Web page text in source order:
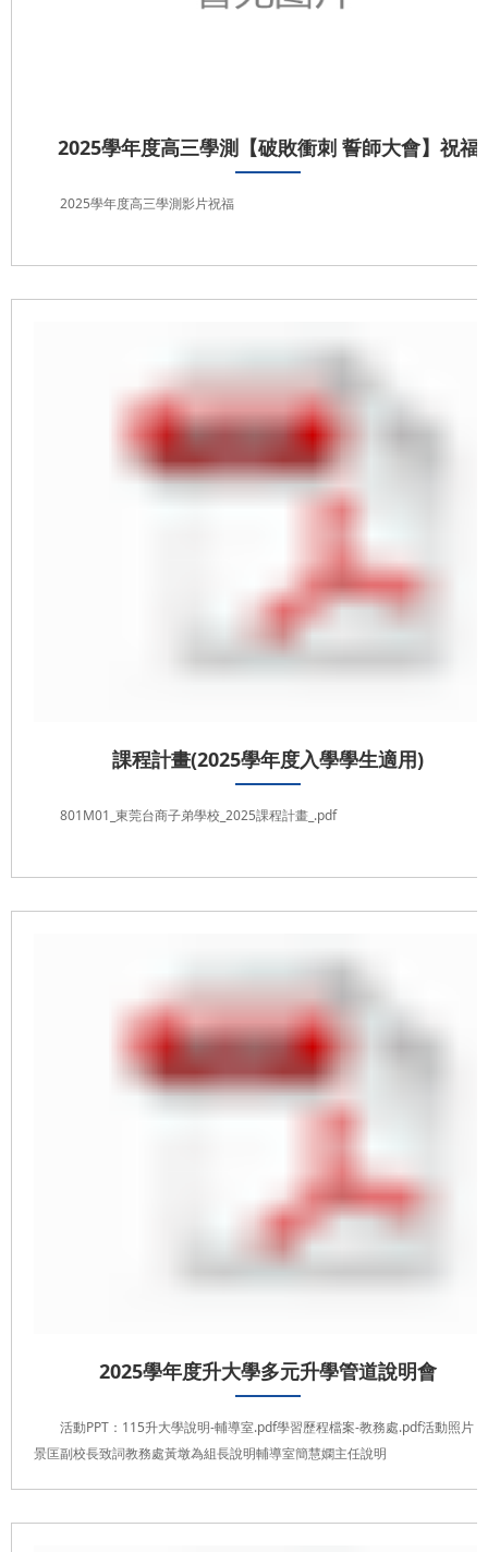
2025學年度高三學測【破敗衝刺 誓師大會】祝福
2025學年度高三學測影片祝福
課程計畫(2025學年度入學學生適用)
801M01_東莞台商子弟學校_2025課程計畫_.pdf
2025學年度升大學多元升學管道說明會
活動PPT：115升大學說明-輔導室.pdf學習歷程檔案-教務處.pdf活動照片
景匡副校長致詞教務處黃墩為組長說明輔導室簡慧嫻主任說明